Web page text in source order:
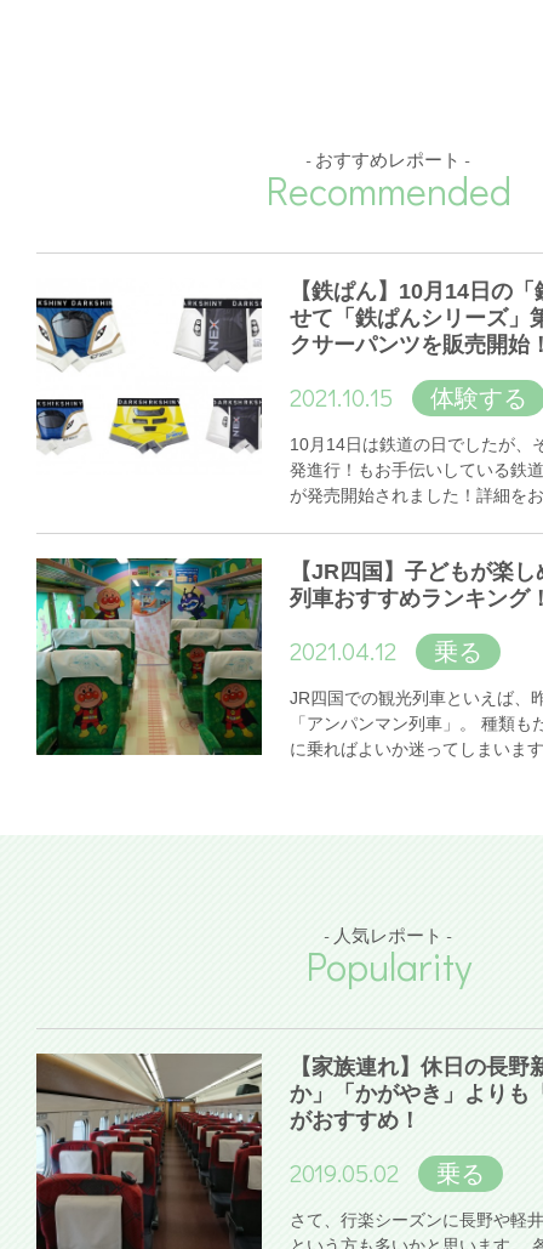
- おすすめレポート -
Recommended
【鉄ぱん】10月14日の
せて「鉄ぱんシリーズ」
クサーパンツを販売開始
2021.10.15 体験する
10月14日は鉄道の日でしたが、
発進行！もお手伝いしている鉄
が発売開始されました！詳細をお
【JR四国】子どもが楽
列車おすすめランキング
2021.04.12 乗る
JR四国での観光列車といえば、
「アンパンマン列車」。 種類も
に乗ればよいか迷ってしまいます
- 人気レポート -
Popularity
【家族連れ】休日の長野
か」「かがやき」よりも
がおすすめ！
2019.05.02 乗る
さて、行楽シーズンに長野や軽
という方も多いかと思います。